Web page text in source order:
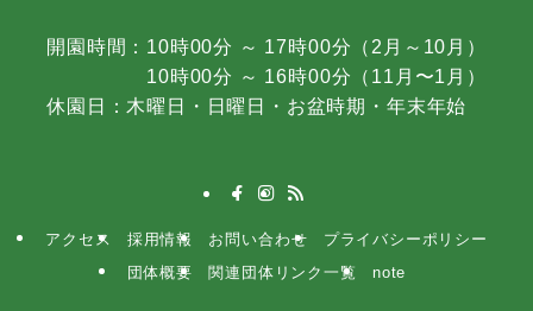
開園時間：10時00分 ～ 17時00分（2月～10月）
10時00分 ～ 16時00分（11月〜1月）
休園日：木曜日・日曜日・お盆時期・年末年始
アクセス 採用情報 お問い合わせ
プライバシーポリシー
団体概要
関連団体リンク一覧 note